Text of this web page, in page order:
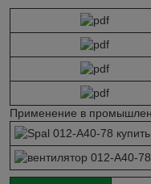
Применение в